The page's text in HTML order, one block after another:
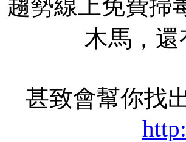
趨勢線上免費掃
木馬，
甚致會幫你找